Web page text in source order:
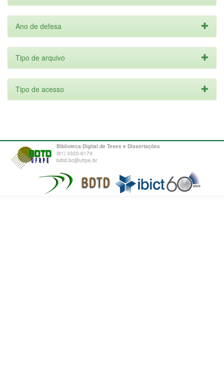
Ano de defesa
Tipo de arquivo
Tipo de acesso
Biblioteca Digital de Teses e Dissertações
(81) 3320-6179
bdtd.bc@ufrpe.br